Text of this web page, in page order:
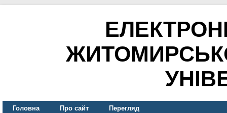
Головна Про сайт Перегляд